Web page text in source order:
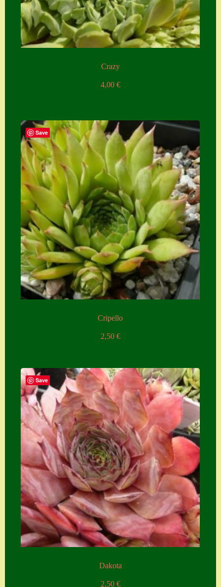
Crazy
4,00 €
Save
Cripello
2,50 €
Save
Dakota
2,50 €